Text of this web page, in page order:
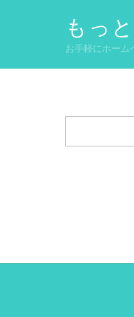
もっ
お手軽にホーム